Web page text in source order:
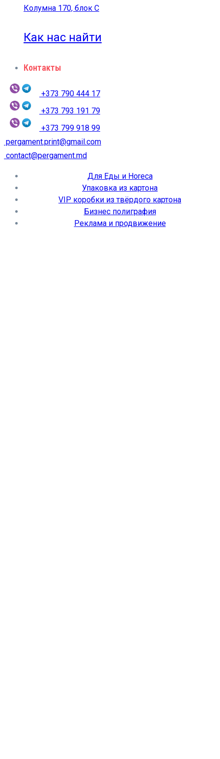
Колумна 170, блок C
Как нас найти
Контакты
+373 790 444 17
+373 793 191 79
+373 799 918 99
pergament.print@gmail.com
contact@pergament.md
Для Еды и Horeca
Упаковка из картона
VIP коробки из твёрдого картона
Бизнес полиграфия
Реклама и продвижение